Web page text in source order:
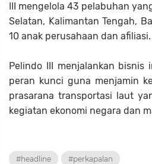
III mengelola 43 pelabuhan
Selatan, Kalimantan Tengah,
10 anak perusahaan dan afiliasi.
Pelindo III menjalankan
peran kunci guna menjamin
prasarana transportasi laut
kegiatan ekonomi negara dan
#headline #perkapalan